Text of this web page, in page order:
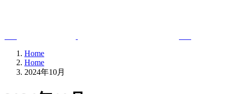
Home
Home
2024年10月